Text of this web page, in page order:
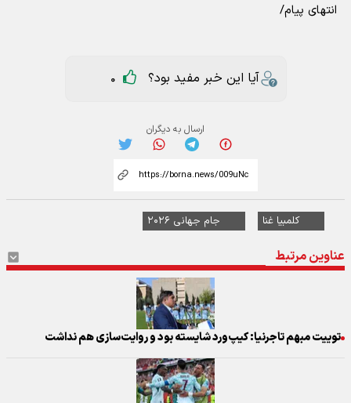
انتهای پیام/
آیا این خبر مفید بود؟ 0
ارسال به دیگران
کلمبیا غنا جام جهانی ۲۰۲۶
عناوین مرتبط
توییت مبهم تاجرنیا: کیپ‌ورد شایسته بود و روایت‌سازی هم نداشت